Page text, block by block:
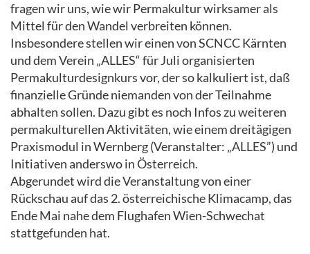
fragen wir uns, wie wir Permakultur wirksamer als
Mittel für den Wandel verbreiten können.
Insbesondere stellen wir einen von SCNCC Kärnten
und dem Verein „ALLES“ für Juli organisierten
Permakulturdesignkurs vor, der so kalkuliert ist, daß
finanzielle Gründe niemanden von der Teilnahme
abhalten sollen. Dazu gibt es noch Infos zu weiteren
permakulturellen Aktivitäten, wie einem dreitägigen
Praxismodul in Wernberg (Veranstalter: „ALLES”) und
Initiativen anderswo in Österreich.
Abgerundet wird die Veranstaltung von einer
Rückschau auf das 2. österreichische Klimacamp, das
Ende Mai nahe dem Flughafen Wien-Schwechat
stattgefunden hat.